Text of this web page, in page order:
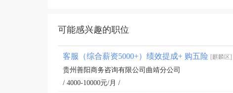
可能感兴趣的职位
客服（综合薪资5000+）绩效提成+ 购五险 [麒麟区]
贵州善阳商务咨询有限公司曲靖分公司
/ 4000-10000元/月 /